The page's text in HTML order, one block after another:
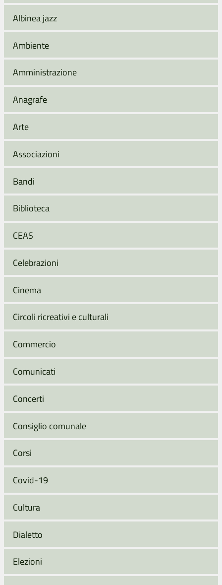
Albinea jazz
Ambiente
Amministrazione
Anagrafe
Arte
Associazioni
Bandi
Biblioteca
CEAS
Celebrazioni
Cinema
Circoli ricreativi e culturali
Commercio
Comunicati
Concerti
Consiglio comunale
Corsi
Covid-19
Cultura
Dialetto
Elezioni